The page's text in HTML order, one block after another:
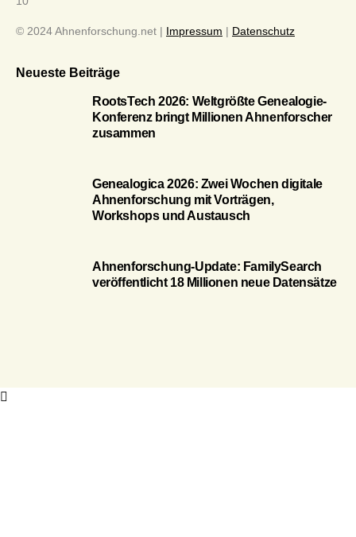
© 2024 Ahnenforschung.net | Impressum | Datenschutz
Neueste Beiträge
RootsTech 2026: Weltgrößte Genealogie-
Konferenz bringt Millionen Ahnenforscher
zusammen
Genealogica 2026: Zwei Wochen digitale
Ahnenforschung mit Vorträgen,
Workshops und Austausch
Ahnenforschung-Update: FamilySearch
veröffentlicht 18 Millionen neue Datensätze